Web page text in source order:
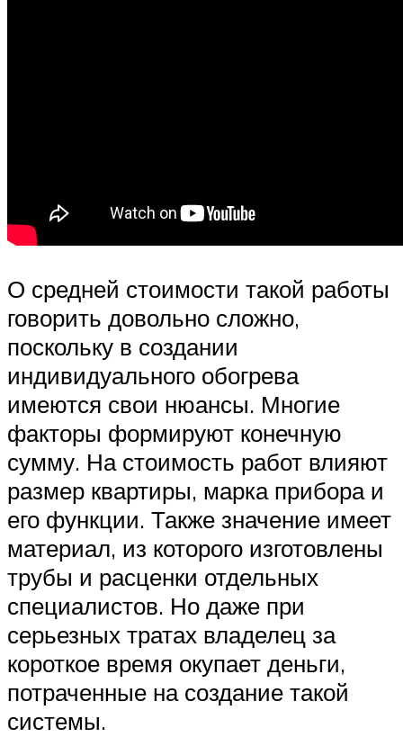
О средней стоимости такой работы
говорить довольно сложно,
поскольку в создании
индивидуального обогрева
имеются свои нюансы. Многие
факторы формируют конечную
сумму. На стоимость работ влияют
размер квартиры, марка прибора и
его функции. Также значение имеет
материал, из которого изготовлены
трубы и расценки отдельных
специалистов. Но даже при
серьезных тратах владелец за
короткое время окупает деньги,
потраченные на создание такой
системы.